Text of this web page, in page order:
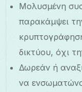
Μολυσμένη
παρακάμψει
δικτύου, όχι
Δωρεάν ή
να